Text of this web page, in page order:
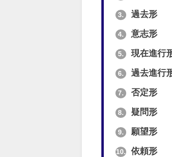
3. 過去形
4. 意志形
5. 現在進行
6. 過去進行
7. 否定形
8. 疑問形
9. 願望形
10. 依頼形